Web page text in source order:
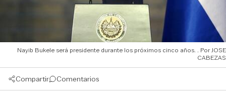
Nayib Bukele será presidente durante los próximos cinco años.
JOSE
CABEZAS
Compartir Comentarios